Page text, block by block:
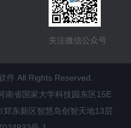
关注微信公众号
件 All Rights Reserved.
南省国家大学科技园东区15E
东新区智慧岛创智天地13层